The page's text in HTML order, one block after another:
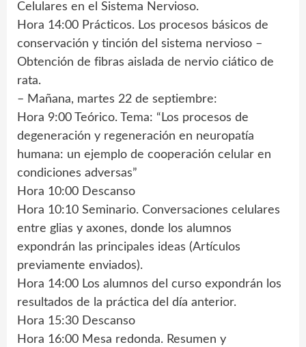
Celulares en el Sistema Nervioso.
Hora 14:00 Prácticos. Los procesos básicos de
conservación y tinción del sistema nervioso –
Obtención de fibras aislada de nervio ciático de
rata.
– Mañana, martes 22 de septiembre:
Hora 9:00 Teórico. Tema: “Los procesos de
degeneración y regeneración en neuropatía
humana: un ejemplo de cooperación celular en
condiciones adversas”
Hora 10:00 Descanso
Hora 10:10 Seminario. Conversaciones celulares
entre glias y axones, donde los alumnos
expondrán las principales ideas (Artículos
previamente enviados).
Hora 14:00 Los alumnos del curso expondrán los
resultados de la práctica del día anterior.
Hora 15:30 Descanso
Hora 16:00 Mesa redonda. Resumen y